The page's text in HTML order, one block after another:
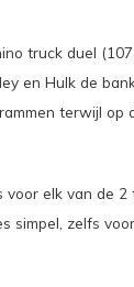
truck duel
en Hulk de
terwijl
elk van de
zelfs